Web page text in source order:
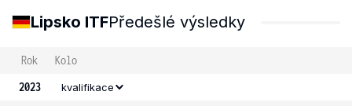
Lipsko ITFPředešlé výsledky
Rok
Kolo
2023
kvalifikace